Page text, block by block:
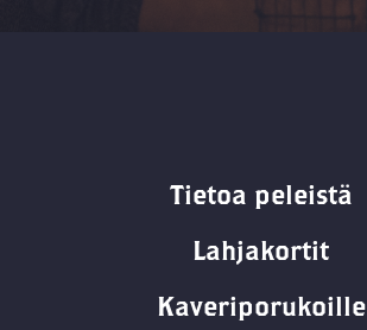
Tietoa peleistä
Lahjakortit
Kaveriporukoille